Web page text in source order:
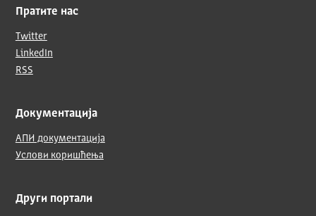
Пратите нас
Twitter
LinkedIn
RSS
Документација
АПИ документација
Услови коришћења
Други портали